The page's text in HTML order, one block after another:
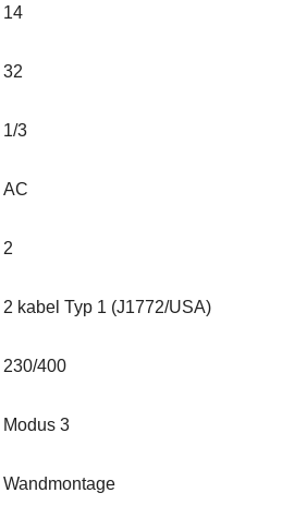
14
32
1/3
AC
2
2 kabel Typ 1 (J1772/USA)
230/400
Modus 3
Wandmontage